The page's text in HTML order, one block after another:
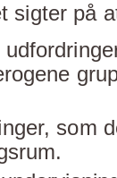
sigter på
som